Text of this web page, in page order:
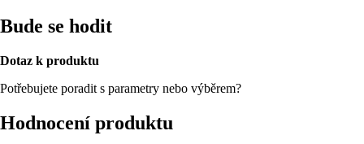
Bude se hodit
Dotaz k produktu
Potřebujete poradit s parametry nebo výběrem?
Hodnocení produktu